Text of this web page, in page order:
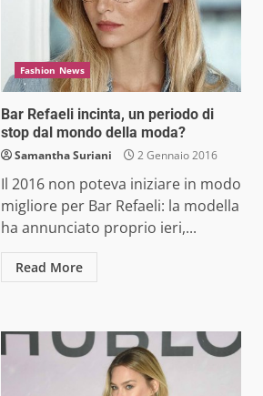
Fashion News
Bar Refaeli incinta, un periodo di
stop dal mondo della moda?
Samantha Suriani 2 Gennaio 2016
Il 2016 non poteva iniziare in modo
migliore per Bar Refaeli: la modella
ha annunciato proprio ieri,...
Read More